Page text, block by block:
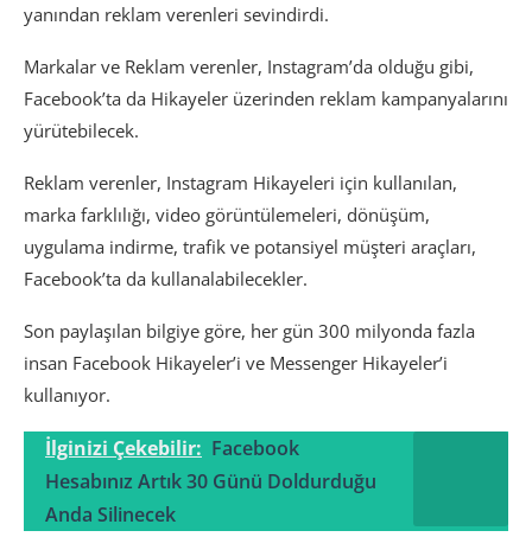
yanından reklam verenleri sevindirdi.
Markalar ve Reklam verenler, Instagram’da olduğu gibi,
Facebook’ta da Hikayeler üzerinden reklam kampanyalarını
yürütebilecek.
Reklam verenler, Instagram Hikayeleri için kullanılan,
marka farklılığı, video görüntülemeleri, dönüşüm,
uygulama indirme, trafik ve potansiyel müşteri araçları,
Facebook’ta da kullanalabilecekler.
Son paylaşılan bilgiye göre, her gün 300 milyonda fazla
insan Facebook Hikayeler’i ve Messenger Hikayeler’i
kullanıyor.
İlginizi Çekebilir: Facebook
Hesabınız Artık 30 Günü Doldurduğu
Anda Silinecek